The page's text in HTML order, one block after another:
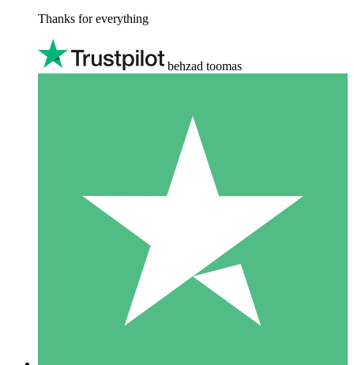
Thanks for everything
behzad toomas